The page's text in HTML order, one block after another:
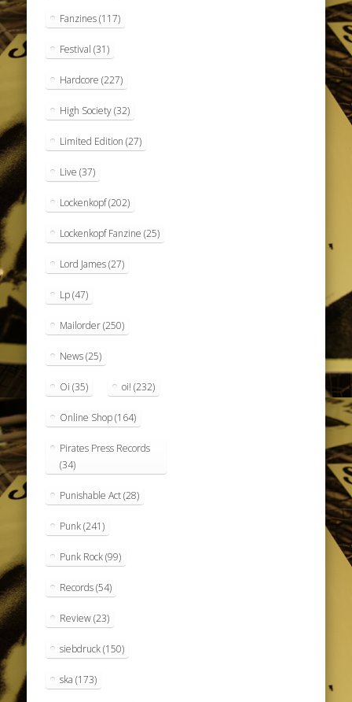
Fanzines(117)
Festival (31)
Hardcore (227)
High Society(32)
Limited Edition (27)
Live (37)
Lockenkopf(202)
Lockenkopf Fanzine (25)
Lord James(27)
Lp(47)
Mailorder(250)
News(25)
Oi (35) oi! (232)
Online Shop(164)
Pirates Press Records
(34)
Punishable Act(28)
Punk(241)
Punk Rock(99)
Records(54)
Review(23)
siebdruck(150)
ska (173)